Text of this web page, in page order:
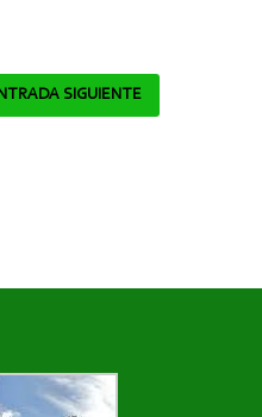
SIGUIENTE